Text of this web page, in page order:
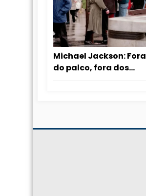
Michael Jackson: Fora
do palco, fora dos
julgamentos